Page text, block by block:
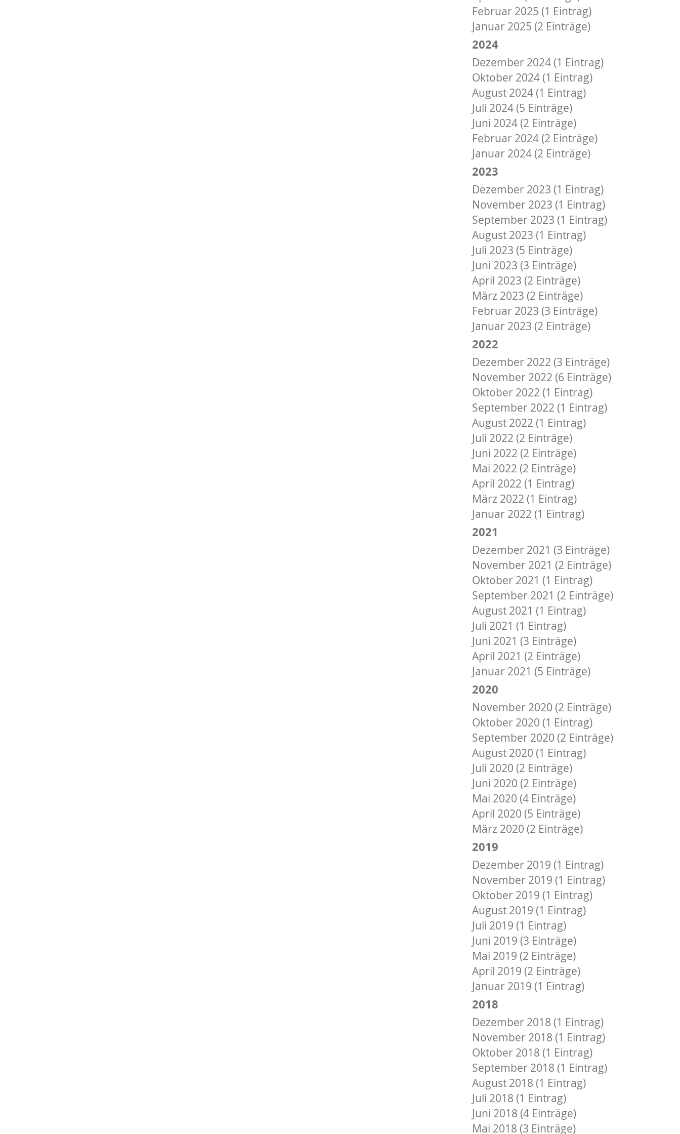
Februar 2025 (1 Eintrag)
Januar 2025 (2 Einträge)
2024
Dezember 2024 (1 Eintrag)
Oktober 2024 (1 Eintrag)
August 2024 (1 Eintrag)
Juli 2024 (5 Einträge)
Juni 2024 (2 Einträge)
Februar 2024 (2 Einträge)
Januar 2024 (2 Einträge)
2023
Dezember 2023 (1 Eintrag)
November 2023 (1 Eintrag)
September 2023 (1 Eintrag)
August 2023 (1 Eintrag)
Juli 2023 (5 Einträge)
Juni 2023 (3 Einträge)
April 2023 (2 Einträge)
März 2023 (2 Einträge)
Februar 2023 (3 Einträge)
Januar 2023 (2 Einträge)
2022
Dezember 2022 (3 Einträge)
November 2022 (6 Einträge)
Oktober 2022 (1 Eintrag)
September 2022 (1 Eintrag)
August 2022 (1 Eintrag)
Juli 2022 (2 Einträge)
Juni 2022 (2 Einträge)
Mai 2022 (2 Einträge)
April 2022 (1 Eintrag)
März 2022 (1 Eintrag)
Januar 2022 (1 Eintrag)
2021
Dezember 2021 (3 Einträge)
November 2021 (2 Einträge)
Oktober 2021 (1 Eintrag)
September 2021 (2 Einträge)
August 2021 (1 Eintrag)
Juli 2021 (1 Eintrag)
Juni 2021 (3 Einträge)
April 2021 (2 Einträge)
Januar 2021 (5 Einträge)
2020
November 2020 (2 Einträge)
Oktober 2020 (1 Eintrag)
September 2020 (2 Einträge)
August 2020 (1 Eintrag)
Juli 2020 (2 Einträge)
Juni 2020 (2 Einträge)
Mai 2020 (4 Einträge)
April 2020 (5 Einträge)
März 2020 (2 Einträge)
2019
Dezember 2019 (1 Eintrag)
November 2019 (1 Eintrag)
Oktober 2019 (1 Eintrag)
August 2019 (1 Eintrag)
Juli 2019 (1 Eintrag)
Juni 2019 (3 Einträge)
Mai 2019 (2 Einträge)
April 2019 (2 Einträge)
Januar 2019 (1 Eintrag)
2018
Dezember 2018 (1 Eintrag)
November 2018 (1 Eintrag)
Oktober 2018 (1 Eintrag)
September 2018 (1 Eintrag)
August 2018 (1 Eintrag)
Juli 2018 (1 Eintrag)
Juni 2018 (4 Einträge)
Mai 2018 (3 Einträge)